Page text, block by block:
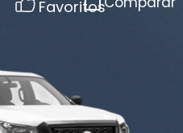
Favoritos